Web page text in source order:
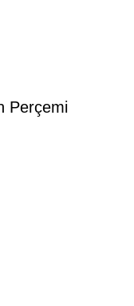
Perçemi